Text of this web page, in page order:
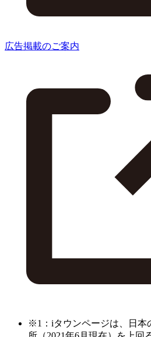
広告掲載のご案内
※1：iタウンページは、日本